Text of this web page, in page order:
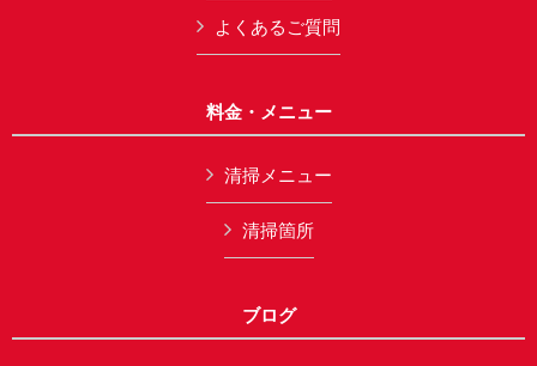
よくあるご質問
料金・メニュー
清掃メニュー
清掃箇所
ブログ